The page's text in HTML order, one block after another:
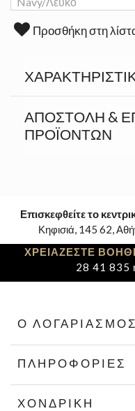
Προσθήκη στη
ΑΠΟΣΤΟΛΉ &
ΠΡΟΪΟΝΤΩΝ
Επισκεφθείτε το
Κηφισιά, 145 62,
ΧΡΕΙΑΖΕΣΤΕ
28 41 835
Ο
ΠΛΗΡΟΦΟΡΊΕΣ
ΧΟΝΔΡΙΚΉ